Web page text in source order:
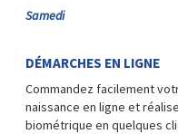
Samedi
DÉMARCHES EN LIGNE
Commandez facilement
naissance en ligne et
biométrique en quelques